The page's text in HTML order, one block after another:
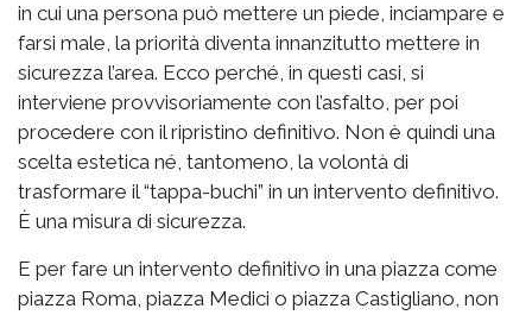
in cui una persona può mettere un piede, inciampare e
farsi male, la priorità diventa innanzitutto mettere in
sicurezza l’area. Ecco perché, in questi casi, si
interviene provvisoriamente con l’asfalto, per poi
procedere con il ripristino definitivo. Non è quindi una
scelta estetica né, tantomeno, la volontà di
trasformare il “tappa-buchi” in un intervento definitivo.
È una misura di sicurezza.
E per fare un intervento definitivo in una piazza come
piazza Roma, piazza Medici o piazza Castigliano, non